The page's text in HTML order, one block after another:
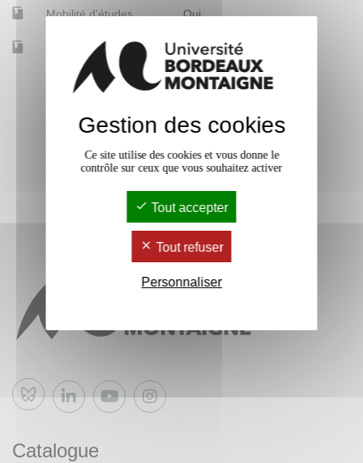
Mobilité d'études Oui
Accessible à distance Non
Bluesky
Catalogue
Gestion des cookies
Ce site utilise des cookies et vous donne le
contrôle sur ceux que vous souhaitez activer
Tout accepter
Tout refuser
Personnaliser